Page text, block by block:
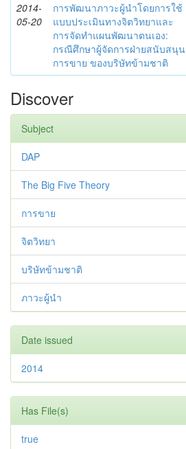
2014-
05-20
การพัฒนาภาวะผู้นำโดยการใช้
แบบประเมินทางจิตวิทยาและ
การจัดทำแผนพัฒนาตนเอง:
กรณีศึกษาผู้จัดการฝ่ายสนับสนุน
การขาย ของบริษัทข้ามชาติ
Discover
Subject
DAP
The Big Five Theory
การขาย
จิตวิทยา
บริษัทข้ามชาติ
ภาวะผู้นำ
Date issued
2014
Has File(s)
true